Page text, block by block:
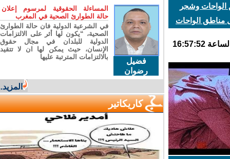
الواحات وشجر
مناطق الواحات
فضيل
رضوان
المساءلة الحقوقية لمرسوم إعلان
حالة الطوارئ الصحية في المغرب
في الشرعية الدولية فان حالة الطوارئ
الصحية، “يكون لها أثر على الالتزامات
الدولية للبلدان في مجال حقوق
الإنسان، حيث يمكن لها ان لا تتقيد
بالالتزامات المترتبة عليها
المزيد...
كاريكاتير